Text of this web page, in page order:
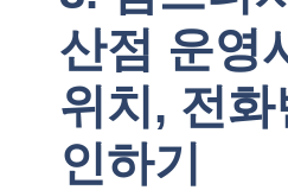
산점 운영
위치, 전
인하기